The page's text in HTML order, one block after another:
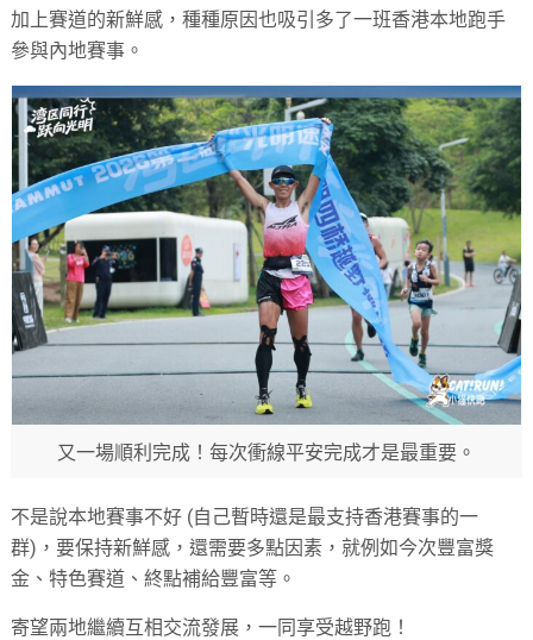
加上賽道的新鮮感，種種原因也吸引多了一班香港本地跑手
參與內地賽事。
又一場順利完成！每次衝線平安完成才是最重要。
不是說本地賽事不好 (自己暫時還是最支持香港賽事的一
群)，要保持新鮮感，還需要多點因素，就例如今次豐富獎
金、特色賽道、終點補給豐富等。
寄望兩地繼續互相交流發展，一同享受越野跑！